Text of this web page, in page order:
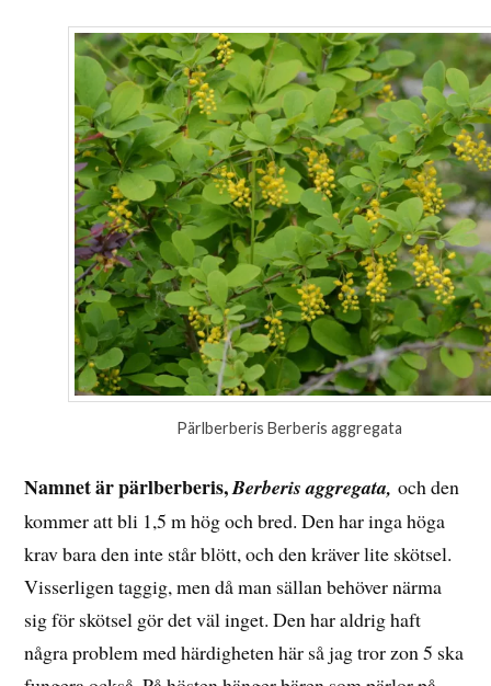
Pärlberberis Berberis aggregata
Namnet är pärlberberis,Berberis aggregata, och den
kommer att bli 1,5 m hög och bred. Den har inga höga
krav bara den inte står blött, och den kräver lite skötsel.
Visserligen taggig, men då man sällan behöver närma
sig för skötsel gör det väl inget. Den har aldrig haft
några problem med härdigheten här så jag tror zon 5 ska